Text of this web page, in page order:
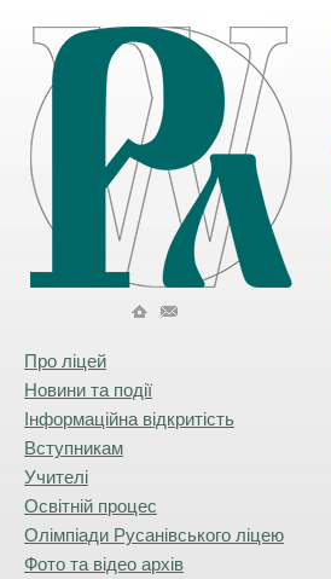
Про ліцей
Новини та події
Інформаційна відкритість
Вступникам
Учителі
Освітній процес
Олімпіади Русанівського ліцею
Фото та відео архів